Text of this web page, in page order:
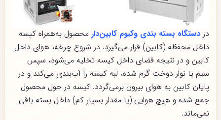
در دستگاه بسته بندی وکیوم کابین‌دار محصول به‌همراه کیسه
داخل محفظه (کابین) قرار می‌گیرد. در شروع چرخه، هوای داخل
کابین و در نتیجه فضای داخل کیسه تخلیه می‌شود، سپس
سیم یا نوار دوخت گرم شده، لبه کیسه را آب‌بندی می‌کند و در
پایان کابین به هوای بیرون برمی‌گردد. کیسه در حول محصول
جمع شده و هیچ هوایی (یا مقدار بسیار کم) داخل بسته باقی
نمی‌ماند.